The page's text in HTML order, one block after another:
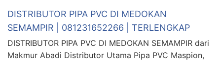
DISTRIBUTOR PIPA PVC DI MEDOKAN
SEMAMPIR | 081231652266 | TERLENGKAP
DISTRIBUTOR PIPA PVC DI MEDOKAN SEMAMPIR dari
Makmur Abadi Distributor Utama Pipa PVC Maspion,